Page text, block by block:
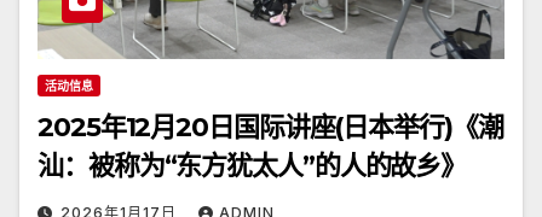
活动信息
2025年12月20日国际讲座(日本举行)《潮
汕：被称为“东方犹太人”的人的故乡》
2026年1月17日 ADMIN